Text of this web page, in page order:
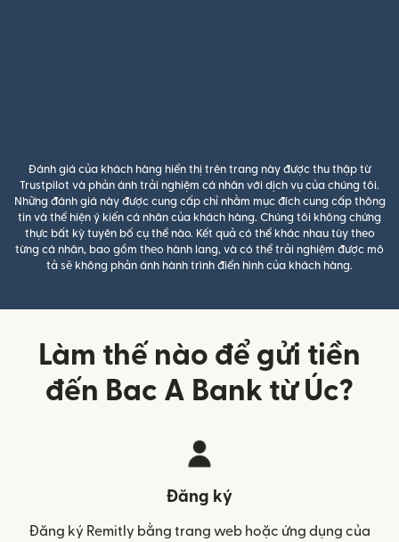
Đánh giá của khách hàng hiển thị trên trang này được thu thập từ
Trustpilot và phản ánh trải nghiệm cá nhân với dịch vụ của chúng tôi.
Những đánh giá này được cung cấp chỉ nhằm mục đích cung cấp thông
tin và thể hiện ý kiến cá nhân của khách hàng. Chúng tôi không chứng
thực bất kỳ tuyên bố cụ thể nào. Kết quả có thể khác nhau tùy theo
từng cá nhân, bao gồm theo hành lang, và có thể trải nghiệm được mô
tả sẽ không phản ánh hành trình điển hình của khách hàng.
Làm thế nào để gửi tiền
đến Bac A Bank từ Úc?
Đăng ký
Đăng ký Remitly bằng trang web hoặc ứng dụng của